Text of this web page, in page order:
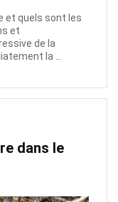
et quels sont les
et
de la
la ...
dans le